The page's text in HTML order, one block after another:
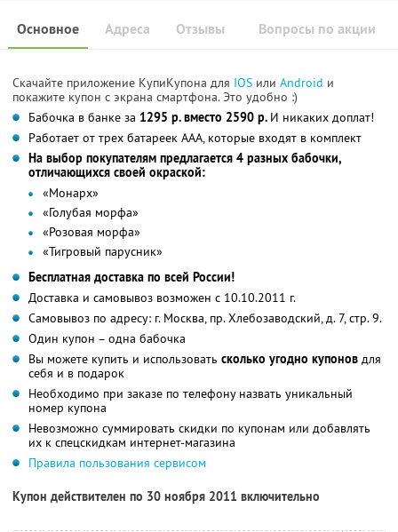
Основное Отзывы Вопросы по акции
Адреса
Скачайте приложение КупиКупона для IOS или Android и
покажите купон с экрана смартфона. Это удобно :)
Бабочка в банке за 1295 р. вместо 2590 р. И никаких доплат!
Работает от трех батареек ААА, которые входят в комплект
На выбор покупателям предлагается 4 разных бабочки,
отличающихся своей окраской:
«Монарх»
«Голубая морфа»
«Розовая морфа»
«Тигровый парусник»
Бесплатная доставка по всей России!
Доставка и самовывоз возможен с 10.10.2011 г.
Самовывоз по адресу: г. Москва, пр. Хлебозаводский, д. 7, стр. 9.
Один купон – одна бабочка
Вы можете купить и использовать сколько угодно купонов для
себя и в подарок
Необходимо при заказе по телефону назвать уникальный
номер купона
Невозможно суммировать скидки по купонам или добавлять
их к спецскидкам интернет-магазина
Правила пользования сервисом
Купон действителен по 30 ноября 2011 включительно